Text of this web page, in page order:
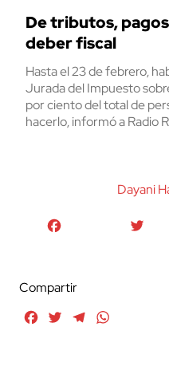
De tributos,
deber fiscal
Hasta el 23 de febrero,
Jurada del Impuesto
por ciento del total de
hacerlo, informó a Radio
Dayani
Compartir
FacebookTwitterTelegram